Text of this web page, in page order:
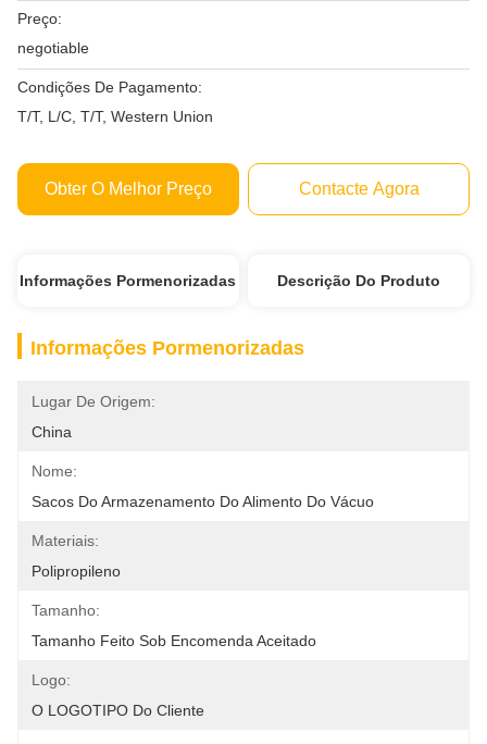
Preço:
negotiable
Condições De Pagamento:
T/T, L/C, T/T, Western Union
Obter O Melhor Preço Contacte Agora
Informações Pormenorizadas Descrição Do Produto
Informações Pormenorizadas
Lugar De Origem:
China
Nome:
Sacos Do Armazenamento Do Alimento Do Vácuo
Materiais:
Polipropileno
Tamanho:
Tamanho Feito Sob Encomenda Aceitado
Logo:
O LOGOTIPO Do Cliente